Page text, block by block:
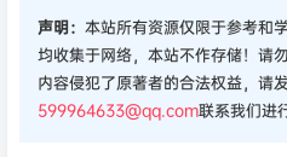
声明： 本站所有资源仅限于参考和
均收集于网络，本站不作存储！请
内容侵犯了原著者的合法权益，请发
599964633@qq.com联系我们进